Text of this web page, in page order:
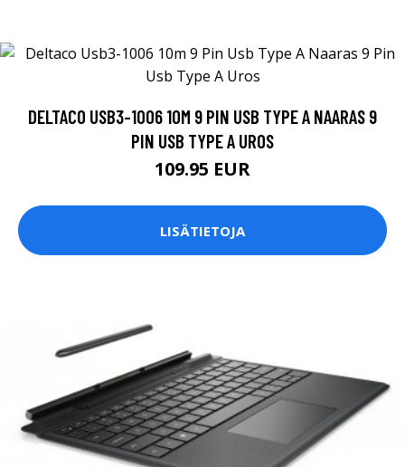
DELTACO USB3-1006 10M 9 PIN USB TYPE A NAARAS 9
PIN USB TYPE A UROS
109.95 EUR
LISÄTIETOJA